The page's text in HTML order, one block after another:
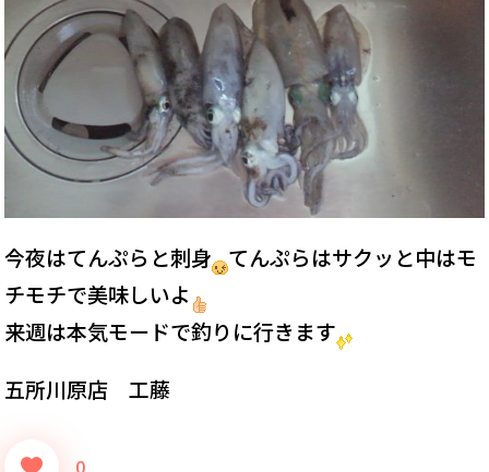
今夜はてんぷらと刺身
てんぷらはサクッと中はモ
チモチで美味しいよ
来週は本気モードで釣りに行きます
五所川原店 工藤